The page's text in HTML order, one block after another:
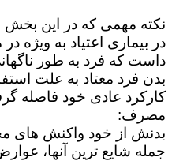
نکته مهمی که در این بخش
در بیماری اعتیاد به ویژه
داست که فرد به طور
بدن فرد معتاد به علت
کارکرد عادی خود فاصله
مصرف:
بدنش از خود واکنش های
جمله شایع ترین آنها،